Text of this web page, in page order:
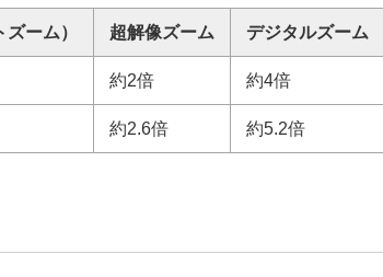
ズーム） 超解像ズーム デジタルズーム
約2倍 約4倍
約2.6倍 約5.2倍